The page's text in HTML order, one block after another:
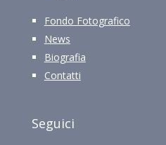
Fondo Fotografico
News
Biografia
Contatti
Seguici